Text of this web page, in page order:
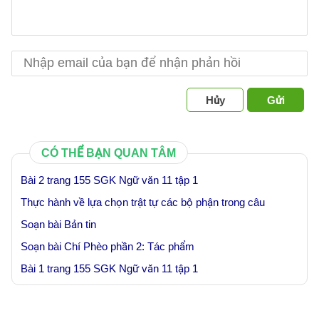
Hủy Gửi
CÓ THỂ BẠN QUAN TÂM
Bài 2 trang 155 SGK Ngữ văn 11 tập 1
Thực hành về lựa chọn trật tự các bộ phận trong câu
Soạn bài Bản tin
Soạn bài Chí Phèo phần 2: Tác phẩm
Bài 1 trang 155 SGK Ngữ văn 11 tập 1